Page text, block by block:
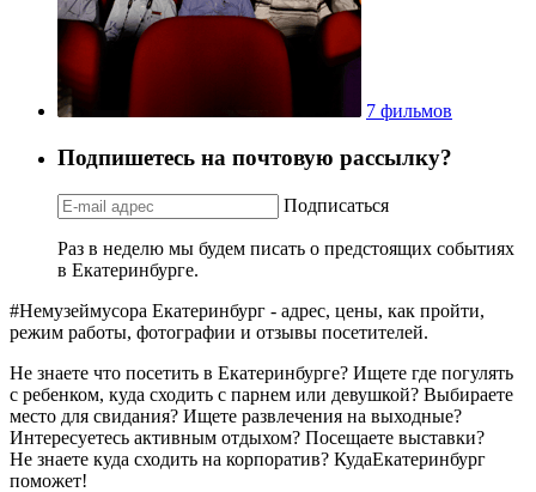
7 фильмов
Подпишетесь на почтовую рассылку?
Подписаться
Раз в неделю мы будем писать о предстоящих событиях
в Екатеринбурге.
#Немузеймусора Екатеринбург - адрес, цены, как пройти,
режим работы, фотографии и отзывы посетителей.
Не знаете что посетить в Екатеринбурге? Ищете где погулять
с ребенком, куда сходить с парнем или девушкой? Выбираете
место для свидания? Ищете развлечения на выходные?
Интересуетесь активным отдыхом? Посещаете выставки?
Не знаете куда сходить на корпоратив? КудаЕкатеринбург
поможет!